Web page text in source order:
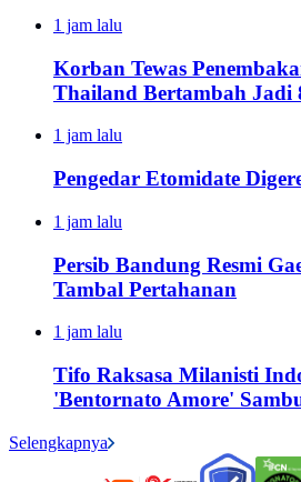
1 jam lalu
Korban Tewas
Thailand Bertambah Jadi
1 jam lalu
Pengedar Etomidate
1 jam lalu
Persib Bandung Resmi
Tambal Pertahanan
1 jam lalu
Tifo Raksasa Milanisti
'Bentornato Amore'
Selengkapnya